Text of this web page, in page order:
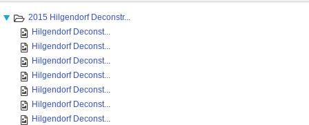
2015 Hilgendorf Deconstr...
Hilgendorf Deconst...
Hilgendorf Deconst...
Hilgendorf Deconst...
Hilgendorf Deconst...
Hilgendorf Deconst...
Hilgendorf Deconst...
Hilgendorf Deconst...